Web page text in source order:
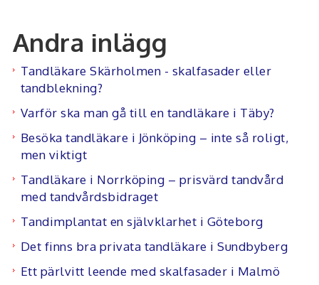
Andra inlägg
Tandläkare Skärholmen - skalfasader eller
tandblekning?
Varför ska man gå till en tandläkare i Täby?
Besöka tandläkare i Jönköping – inte så roligt,
men viktigt
Tandläkare i Norrköping – prisvärd tandvård
med tandvårdsbidraget
Tandimplantat en självklarhet i Göteborg
Det finns bra privata tandläkare i Sundbyberg
Ett pärlvitt leende med skalfasader i Malmö